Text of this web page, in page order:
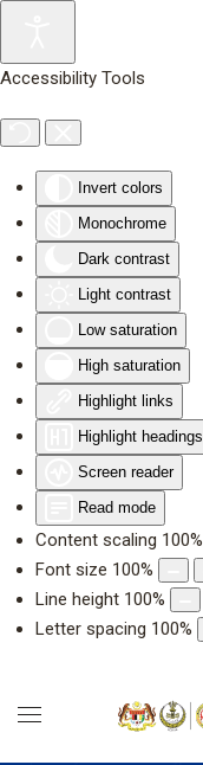
Accessibility Tools
Invert colors
Monochrome
Dark contrast
Light contrast
Low saturation
High saturation
Highlight links
Highlight headings
Screen reader
Read mode
Content scaling 100%
Font size 100%
Line height 100%
Letter spacing 100%